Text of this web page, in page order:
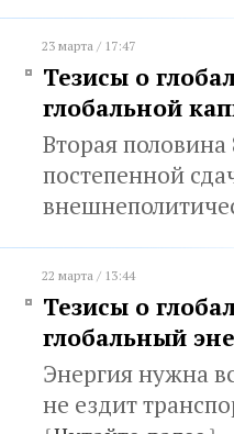
23 марта / 17:47
Тезисы о
глобальной
Вторая половина
постепенной
22 марта / 13:44
Тезисы о
глобальный
Энергия нужна
не ездит